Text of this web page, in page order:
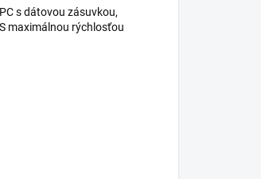
s dátovou zásuvkou,
maximálnou rýchlosťou